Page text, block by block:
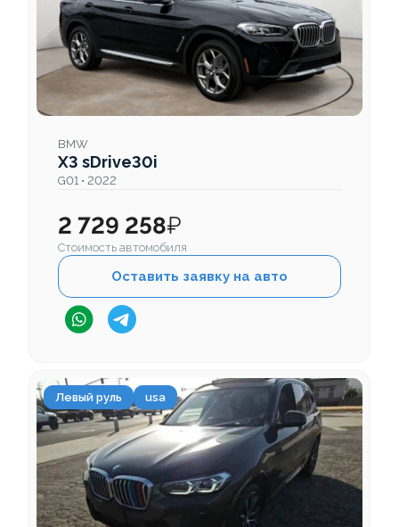
BMW
X3 sDrive30i
G01 • 2022
2 729 258₽
Стоимость автомобиля
Оставить заявку на авто
Левый руль usa